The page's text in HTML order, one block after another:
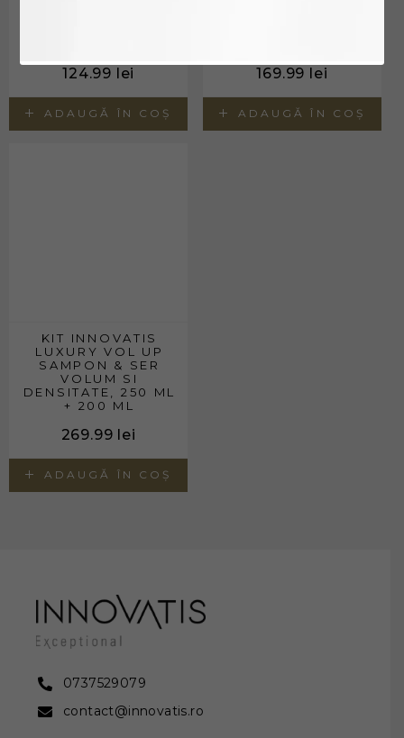
ADAUGĂ ÎN COȘ
124.99 lei
ADAUGĂ ÎN COȘ
169.99 lei
ADAUGĂ ÎN COȘ
KIT INNOVATIS
LUXURY VOL UP
SAMPON & SER
VOLUM SI
DENSITATE, 250 ML
+ 200 ML
269.99 lei
0737529079
contact@innovatis.ro